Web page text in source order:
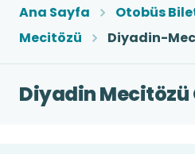
Ana Sayfa Otobüs
Mecitözü
Diyadin-
Diyadin Mecitözü